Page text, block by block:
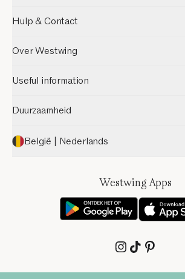
Hulp & Contact
Over Westwing
Useful information
Duurzaamheid
België | Nederlands
Westwing Apps